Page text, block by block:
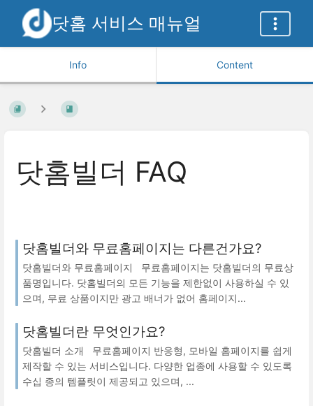
닷홈 서비스 매뉴얼
Info Content
닷홈빌더 FAQ
닷홈빌더와 무료홈페이지는 다른건가요?
닷홈빌더와 무료홈페이지 무료홈페이지는 닷홈빌더의 무료상
품명입니다. 닷홈빌더의 모든 기능을 제한없이 사용하실 수 있
으며, 무료 상품이지만 광고 배너가 없어 홈페이지...
닷홈빌더란 무엇인가요?
닷홈빌더 소개 무료홈페이지 반응형, 모바일 홈페이지를 쉽게
제작할 수 있는 서비스입니다. 다양한 업종에 사용할 수 있도록
수십 종의 템플릿이 제공되고 있으며, ...